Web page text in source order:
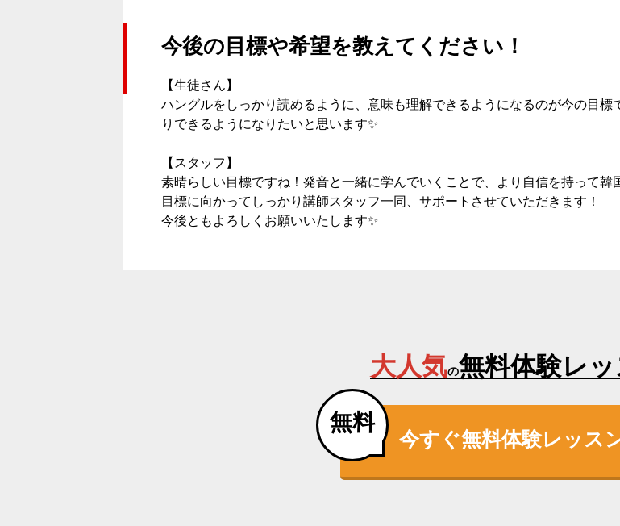
今後の目標や希望を教えてください！
【生徒さん】
ハングルをしっかり読めるように、意味も理解できるようになるのが今の目
りできるようになりたいと思います✨
【スタッフ】
素晴らしい目標ですね！発音と一緒に学んでいくことで、より自信を持って韓
目標に向かってしっかり講師スタッフ一同、サポートさせていただきます！
今後ともよろしくお願いいたします✨
大人気の無料体験レ
無料
今すぐ無料体験レッス